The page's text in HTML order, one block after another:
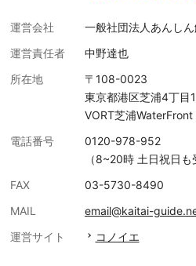
運営会社
一般社団法人あんし
運営責任者
中野達也
所在地
〒108-0023
東京都港区芝浦4丁目
VORT芝浦WaterFront
電話番号
0120-978-952
（8~20時 土日祝日も
FAX
03-5730-8490
MAIL
email@kaitai-
運営サイト
コノイエ